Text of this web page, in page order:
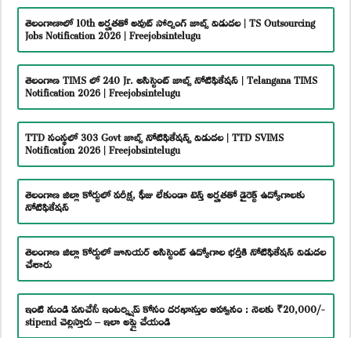
తెలంగాణాలో 10th అర్హతతో అవుట్ సోర్సింగ్ జాబ్స్ విడుదల | TS Outsourcing
Jobs Notification 2026 | Freejobsintelugu
తెలంగాణ TIMS లో 240 Jr. అసిస్టెంట్ జాబ్స్ నోటిఫికేషన్ | Telangana TIMS
Notification 2026 | Freejobsintelugu
TTD సంస్థలో 303 Govt జాబ్స్ నోటిఫికేషన్స్ విడుదల | TTD SVIMS
Notification 2026 | Freejobsintelugu
తెలంగాణ జిల్లా కోర్టులో పరీక్ష, ఫీజు లేకుండా టెన్త్ అర్హతతో డైరెక్ట్ ఉద్యోగాలకు
నోటిఫికేషన్
తెలంగాణ జిల్లా కోర్టులో జూనియర్ అసిస్టెంట్ ఉద్యోగాల భర్తీకి నోటిఫికేషన్ విడుదల
చేశారు
ఇంటి నుండి పనిచేసే ఇంటర్న్షిప్ కోసం దరఖాస్తుల ఆహ్వానం : నెలకు ₹20,000/-
stipend చెల్లిస్తారు – ఇలా అప్లై చేయండి